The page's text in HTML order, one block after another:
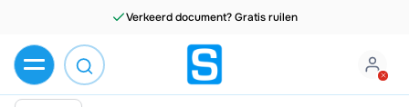
Verkeerd document? Gratis ruilen